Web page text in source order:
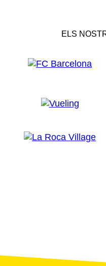
ELS